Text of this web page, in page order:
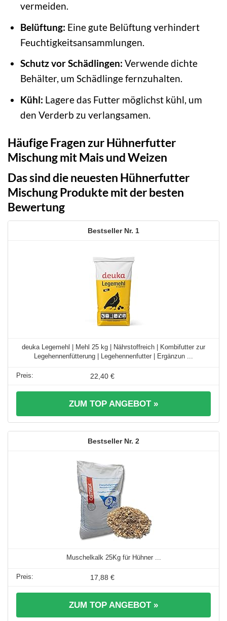
vermeiden.
Belüftung: Eine gute Belüftung verhindert
Feuchtigkeitsansammlungen.
Schutz vor Schädlingen: Verwende dichte
Behälter, um Schädlinge fernzuhalten.
Kühl: Lagere das Futter möglichst kühl, um
den Verderb zu verlangsamen.
Häufige Fragen zur Hühnerfutter
Mischung mit Mais und Weizen
Das sind die neuesten Hühnerfutter
Mischung Produkte mit der besten
Bewertung
1
deuka Legemehl | Mehl 25 kg | Nährstoffreich | Kombifutter zur
Legehennenfütterung | Legehennenfutter | Ergänzun ...
22,40 €
ZUM TOP ANGEBOT »
2
Muschelkalk 25Kg für Hühner ...
17,88 €
ZUM TOP ANGEBOT »